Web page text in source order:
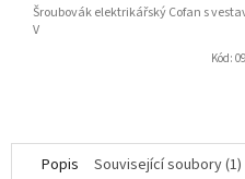
Šroubovák elektrikářský Cofan s
V
Kód:
Popis Související soubory (1)